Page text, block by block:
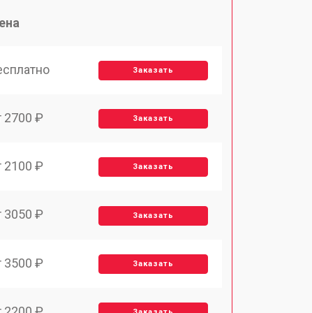
Заказать
2700 ₽ Заказать
2100 ₽ Заказать
3050 ₽ Заказать
3500 ₽ Заказать